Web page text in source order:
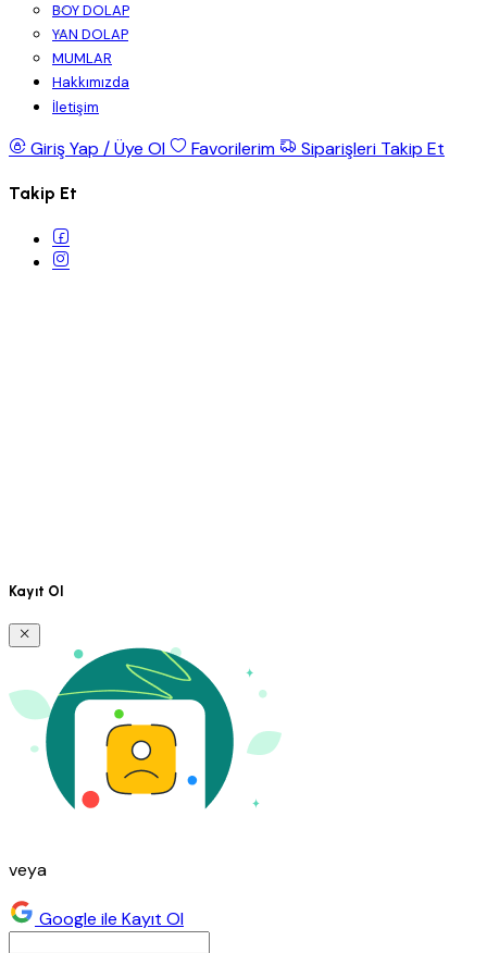
BOY DOLAP
YAN DOLAP
MUMLAR
Hakkımızda
İletişim
Giriş Yap / Üye Ol Favorilerim Siparişleri Takip Et
Takip Et
Kayıt Ol
veya
Google ile Kayıt Ol